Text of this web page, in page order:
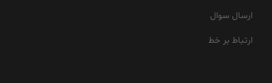
ارسال سوال
ارتباط بر خط